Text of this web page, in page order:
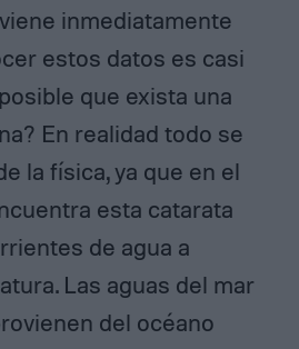
inmediatamente
estos datos es casi
que exista una
En realidad todo se
la física, ya que en el
esta catarata
de agua a
Las aguas del mar
del océano